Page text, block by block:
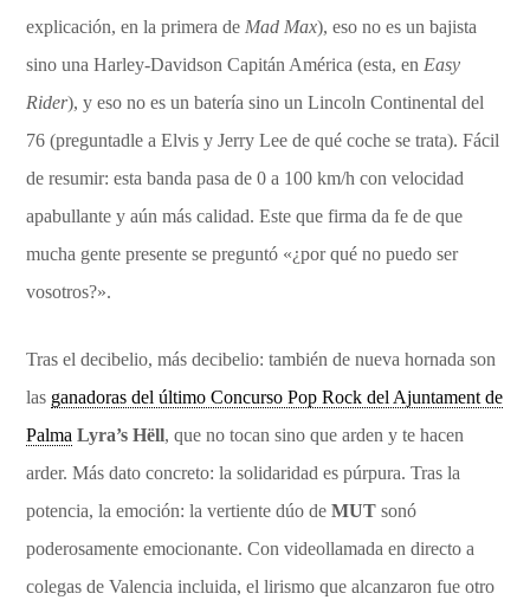
explicación, en la primera de Mad Max), eso no es un bajista
sino una Harley-Davidson Capitán América (esta, en Easy
Rider), y eso no es un batería sino un Lincoln Continental del
76 (preguntadle a Elvis y Jerry Lee de qué coche se trata). Fácil
de resumir: esta banda pasa de 0 a 100 km/h con velocidad
apabullante y aún más calidad. Este que firma da fe de que
mucha gente presente se preguntó «¿por qué no puedo ser
vosotros?».
Tras el decibelio, más decibelio: también de nueva hornada son
las ganadoras del último Concurso Pop Rock del Ajuntament de
Palma Lyra’s Hëll, que no tocan sino que arden y te hacen
arder. Más dato concreto: la solidaridad es púrpura. Tras la
potencia, la emoción: la vertiente dúo deMUTsonó
poderosamente emocionante. Con videollamada en directo a
colegas de Valencia incluida, el lirismo que alcanzaron fue otro